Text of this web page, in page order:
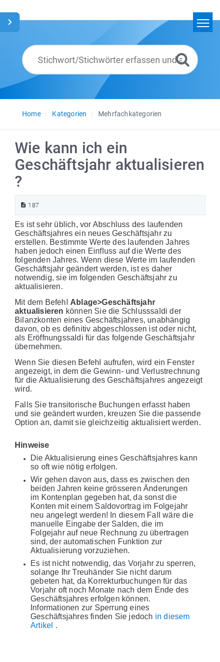
Glossar
Deutsch
Home
Kategorien Mehrfachkategorien
Wie kann ich ein
Geschäftsjahr aktualisieren
?
187
Es ist sehr üblich, vor Abschluss des laufenden
Geschäftsjahres ein neues Geschäftsjahr zu
erstellen. Bestimmte Werte des laufenden Jahres
haben jedoch einen Einfluss auf die Werte des
folgenden Jahres. Wenn diese Werte im laufenden
Geschäftsjahr geändert werden, ist es daher
notwendig, sie im folgenden Geschäftsjahr zu
aktualisieren.
Mit dem Befehl Ablage>Geschäftsjahr
aktualisieren können Sie die Schlusssaldi der
Bilanzkonten eines Geschäftsjahres, unabhängig
davon, ob es definitiv abgeschlossen ist oder nicht,
als Eröffnungssaldi für das folgende Geschäftsjahr
übernehmen.
Wenn Sie diesen Befehl aufrufen, wird ein Fenster
angezeigt, in dem die Gewinn- und Verlustrechnung
für die Aktualisierung des Geschäftsjahres angezeigt
wird.
Falls Sie transitorische Buchungen erfasst haben
und sie geändert wurden, kreuzen Sie die passende
Option an, damit sie gleichzeitig aktualisiert werden.
Hinweise
Die Aktualisierung eines Geschäftsjahres kann
so oft wie nötig erfolgen.
Wir gehen davon aus, dass es zwischen den
beiden Jahren keine grösseren Änderungen
im Kontenplan gegeben hat, da sonst die
Konten mit einem Saldovortrag im Folgejahr
neu angelegt werden! In diesem Fall wäre die
manuelle Eingabe der Salden, die im
Folgejahr auf neue Rechnung zu übertragen
sind, der automatischen Funktion zur
Aktualisierung vorzuziehen.
Es ist nicht notwendig, das Vorjahr zu sperren,
solange Ihr Treuhänder Sie nicht darum
gebeten hat, da Korrekturbuchungen für das
Vorjahr oft noch Monate nach dem Ende des
Geschäftsjahres erfolgen können.
Informationen zur Sperrung eines
Geschäftsjahres finden Sie jedoch in diesem
Artikel .